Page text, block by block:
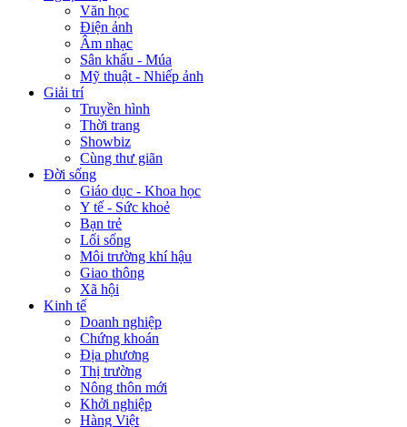
Văn học
Điện ảnh
Âm nhạc
Sân khấu - Múa
Mỹ thuật - Nhiếp ảnh
Giải trí
Truyền hình
Thời trang
Showbiz
Cùng thư giãn
Đời sống
Giáo dục - Khoa học
Y tế - Sức khoẻ
Bạn trẻ
Lối sống
Môi trường khí hậu
Giao thông
Xã hội
Kinh tế
Doanh nghiệp
Chứng khoán
Địa phương
Thị trường
Nông thôn mới
Khởi nghiệp
Hàng Việt